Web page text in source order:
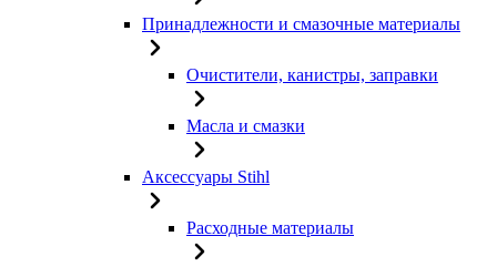
Принадлежности и смазочные материалы
Очистители, канистры, заправки
Масла и смазки
Аксессуары Stihl
Расходные материалы